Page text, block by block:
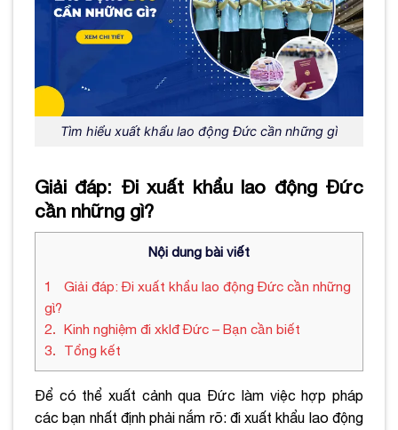
Tìm hiểu xuất khẩu lao động Đức cần những gì
Giải đáp: Đi xuất khẩu lao động Đức
cần những gì?
Nội dung bài viết
1
Giải đáp: Đi xuất khẩu lao động Đức cần những
gì?
2
Kinh nghiệm đi xklđ Đức – Bạn cần biết
3
Tổng kết
Để có thể xuất cảnh qua Đức làm việc hợp pháp
các bạn nhất định phải nắm rõ: đi xuất khẩu lao động